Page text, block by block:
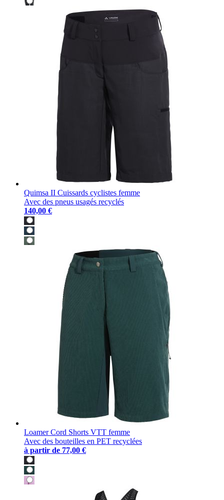
Quimsa II Cuissards cyclistes femme
Avec des pneus usagés recyclés
140,00 €
Loamer Cord Shorts VTT femme
Avec des bouteilles en PET recyclées
à partir de 77,00 €